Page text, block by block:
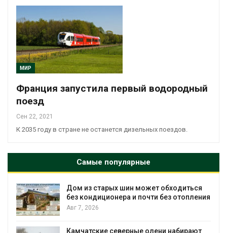
МИР
Франция запустила первый водородный
поезд
Сен 22, 2021
К 2035 году в стране не останется дизельных поездов.
Самые популярные
Дом из старых шин может обходиться
без кондиционера и почти без отопления
Авг 7, 2026
Камчатские северные олени набирают